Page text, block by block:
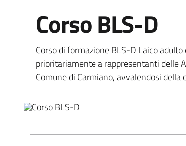
Corso BLS-D -
Corso BLS-D
Corso di formazione BLS-D Laico
prioritariamente a rappresentanti delle
Comune di Carmiano, avvalendosi